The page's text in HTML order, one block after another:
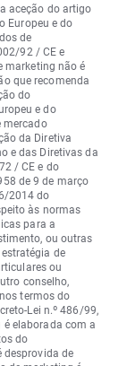
aceção do artigo
Europeu e do
de
92 / CE e
marketing não é
que recomenda
do
e do
mercado
da Diretiva
e das Diretivas da
/ CE e do
de 9 de março
2014 do
às normas
para a
ou outras
de
ou
conselho,
termos do
Lei n.º 486/99,
elaborada com a
do
desprovida de